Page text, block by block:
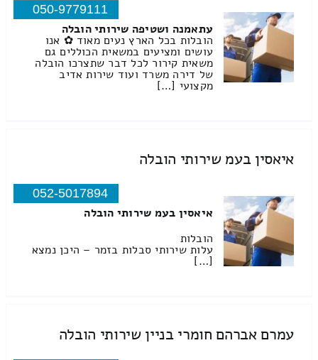
050-9779111
עתאמנה ושטיפה שירותי הובלה
הובלות בכל הארץ נעים מאוד ✿ אנו
עושים ומציעים במשאית הכוללים גם
משאית קירור לכל דבר שתצרכו הובלה
של דירה משרד ועוד שירות אדיב
מקצועי […]
איאסין בעמ שירותי הובלה
052-5017894
איאסין בעמ שירותי הובלה
הובלות
עלות שירותי סבלות בזמר – היכן נמצא
[…]
עמרם אברהם חומרי בניין שירותי הובלה